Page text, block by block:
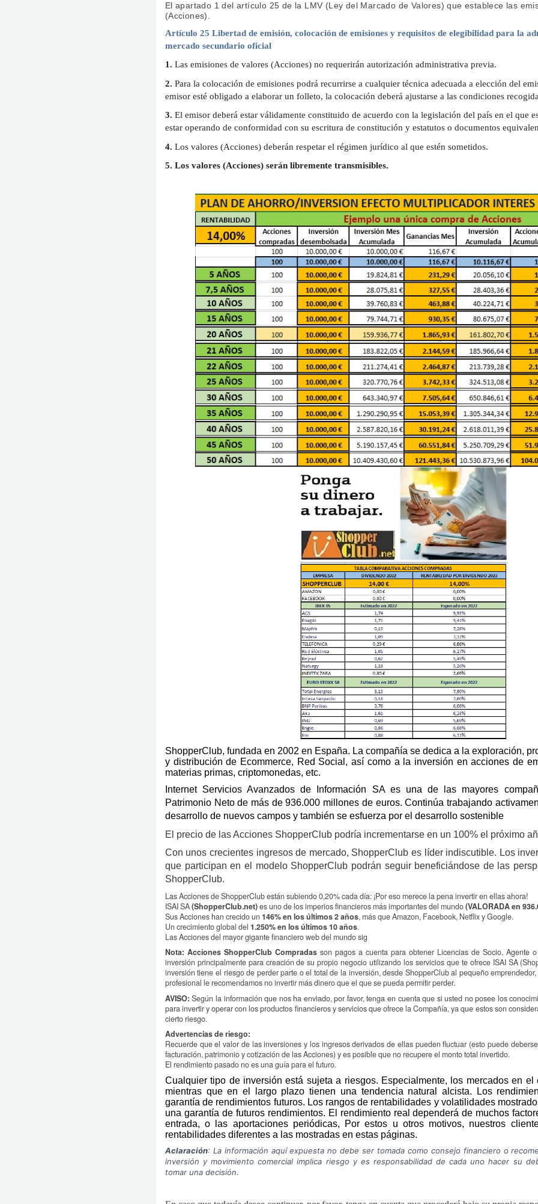
El apartado 1 del artículo 25 de la LMV (Ley del Marcado de Valores) que establece las
(Acciones).
Artículo 25 Libertad de emisión, colocación de emisiones y requisitos de elegibilidad para la
mercado secundario oficial
1. Las emisiones de valores (Acciones) no requerirán autorización administrativa previa.
2. Para la colocación de emisiones podrá recurrirse a cualquier técnica adecuada a elección del
emisor esté obligado a elaborar un folleto, la colocación deberá ajustarse a las condiciones
3. El emisor deberá estar válidamente constituido de acuerdo con la legislación del país en el que
estar operando de conformidad con su escritura de constitución y estatutos o documentos
4. Los valores (Acciones) deberán respetar el régimen jurídico al que estén sometidos.
5. Los valores (Acciones) serán libremente transmisibles.
ShopperClub, fundada en 2002 en España. La compañía se dedica a la exploración,
y distribución de Ecommerce, Red Social, así como a la inversión en acciones de
materias primas, criptomonedas, etc.
Internet Servicios Avanzados de Información SA es una de las mayores
Patrimonio Neto de más de 936.000 millones de euros. Continúa trabajando
desarrollo de nuevos campos y también se esfuerza por el desarrollo sostenible
El precio de las Acciones ShopperClub podría incrementarse en un 100% el próximo
Con unos crecientes ingresos de mercado, ShopperClub es líder indiscutible. Los
que participan en el modelo ShopperClub podrán seguir beneficiándose de las
ShopperClub.
Las Acciones de ShopperClub están subiendo 0,20% cada día: ¡Por eso merece la pena invertir en ellas ahora!
ISAI SA(ShopperClub.net)es uno de los imperios financieros más importantes del mundo(VALORADA en
Sus Acciones han crecido un 146% en los últimos 2 años, más que Amazon, Facebook, Netflix y Google.
Un crecimiento global del 1.250% en los últimos 10 años.
Las Acciones del mayor gigante financiero web del mundo sig
Nota: Acciones ShopperClub Compradasson pagos a cuenta para obtener Licencias de Socio, Agente
inversión principalmente para creación de su propio negocio utilizando los servicios que te ofrece ISAI SA
inversión tiene el riesgo de perder parte o el total de la inversión, desde ShopperClub al pequeño
profesional le recomendamos no invertir más dinero que el que se pueda permitir perder.
AVISO: Según la información que nos ha enviado, por favor, tenga en cuenta que si usted no posee los
para invertir y operar con los productos financieros y servicios que ofrece la Compañía, ya que estos son
cierto riesgo.
Advertencias de riesgo:
Recuerde que el valor de las inversiones y los ingresos derivados de ellas pueden fluctuar (esto puede
facturación, patrimonio y cotización de las Acciones) y es posible que no recupere el monto total invertido.
El rendimiento pasado no es una guía para el futuro.
Cualquier tipo de inversión está sujeta a riesgos. Especialmente, los mercados en
mientras que en el largo plazo tienen una tendencia natural alcista. Los
garantía de rendimientos futuros. Los rangos de rentabilidades y volatilidades
una garantía de futuros rendimientos. El rendimiento real dependerá de muchos
entrada, o las aportaciones periódicas, Por estos u otros motivos, nuestros
rentabilidades diferentes a las mostradas en estas páginas.
Aclaración: La información aquí expuesta no debe ser tomada como consejo financiero o
inversión y movimiento comercial implica riesgo y es responsabilidad de cada uno hacer su
tomar una decisión.